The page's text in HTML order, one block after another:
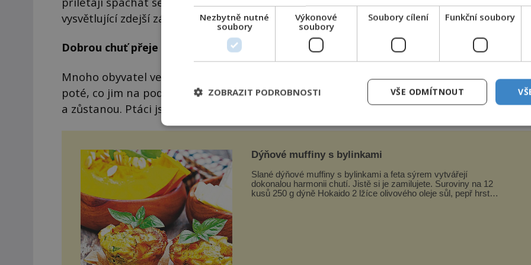
vysvětlující zdejší záhadný úkaz?
Dobrou chuť přeje démon!
Mnoho obyvatel vesnice prodá hned na počátku 20. století své domy a odstěhuje se
poté, co jim na podzim večer co večer padají na zahrádku ptačí mrtvolky. Jiným to nevadí
a zůstanou. Ptáci jsou pro ně vítaným zpestřením jídelníčku.
Dýňové muffiny s bylinkami
Slané dýňové muffiny s bylinkami a feta sýrem vytvářejí
dokonalou harmonii chutí. Jistě si je zamilujete. Suroviny na 12
kusů 250 g dýně Hokaido 2 lžíce olivového oleje sůl, pepř hrst
Nezbytně nutné
soubory
Výkonové
soubory
Soubory cílení Funkční soubory
VŠE ODMÍTNOUT
ZOBRAZIT PODROBNOSTI